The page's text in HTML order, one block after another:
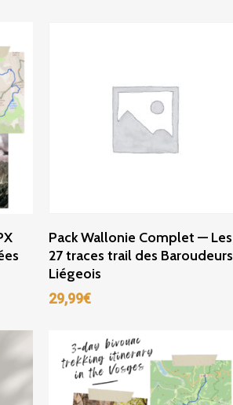
Ajouter Au Panier
Pack Wallonie Complet — Les
27 traces trail des Baroudeurs
Liégeois
29,99€